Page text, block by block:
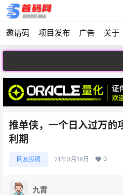
邀请码 项目发布 广告 关于
推单侠，一个日入过万的
利期
网友投稿 21年3月16日 0
九霄